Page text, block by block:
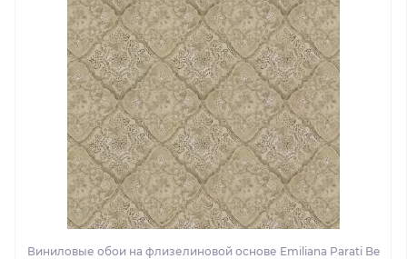
Виниловые обои на флизелиновой основе Emiliana Parati Be